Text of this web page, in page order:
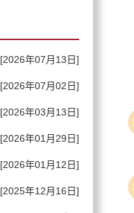
[2026年07月13日]
[2026年07月02日]
[2026年03月13日]
[2026年01月29日]
[2026年01月12日]
[2025年12月16日]